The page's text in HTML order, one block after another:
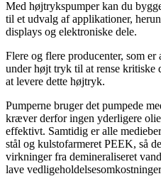
Med højtrykspumper kan du
til et udvalg af applikationer,
displays og elektroniske dele.
Flere og flere producenter, som
under højt tryk til at rense
at levere dette højtryk.
Pumperne bruger det pumpede
kræver derfor ingen yderligere
effektivt. Samtidig er alle
stål og kulstofarmeret PEEK, så
virkninger fra demineraliseret
lave